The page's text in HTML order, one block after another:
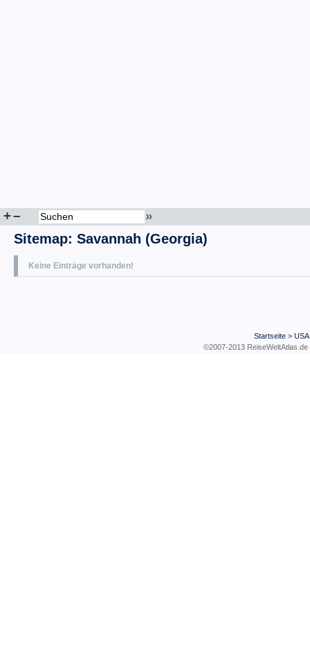
+– »
Sitemap: Savannah (Georgia)
Keine Einträge vorhanden!
Startseite> USA
©2007-2013